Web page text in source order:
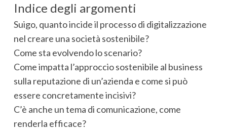
Indice degli argomenti
Suigo, quanto incide il processo di digitalizzazione
nel creare una società sostenibile?
Come sta evolvendo lo scenario?
Come impatta l’approccio sostenibile al business
sulla reputazione di un’azienda e come si può
essere concretamente incisivi?
C’è anche un tema di comunicazione, come
renderla efficace?